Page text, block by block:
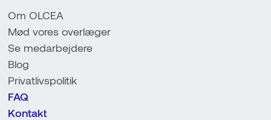
Om OLCEA
Mød vores overlæger
Se medarbejdere
Blog
Privatlivspolitik
FAQ
Kontakt